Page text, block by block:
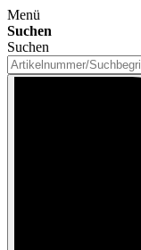
Menü
Suchen
Suchen